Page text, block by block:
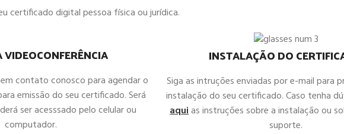
certificado digital pessoa física ou jurídica.
VIDEOCONFERÊNCIA
contato conosco para agendar o
emissão do seu certificado. Será
ser acesssado pelo celular ou
computador.
INSTALAÇÃO DO
Siga as intruções enviadas por e-mail para
instalação do seu certificado. Caso tenha
aquias instruções sobre a instalação ou
suporte.